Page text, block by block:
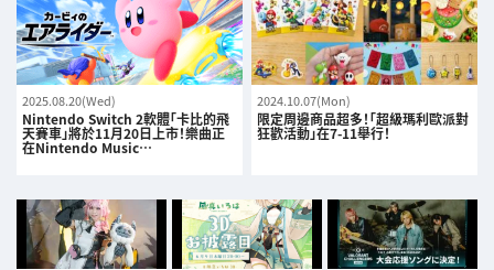
2025.08.20(Wed)
Nintendo Switch 2軟體「卡比的飛
天賽車」將於11月20日上市！樂曲正
在Nintendo Music…
2024.10.07(Mon)
限定周邊商品超多！「超級瑪利歐派對
狂歡活動」在7-11舉行！